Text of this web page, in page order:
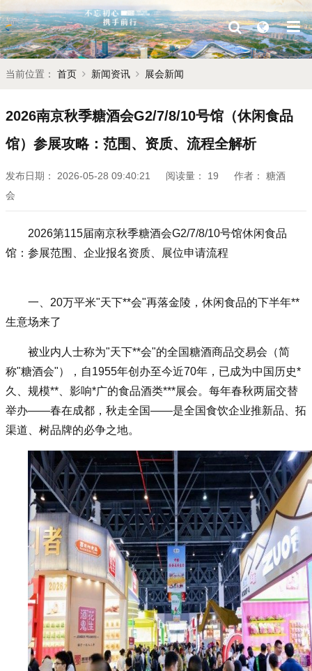
当前位置： 首页 新闻资讯 展会新闻
2026南京秋季糖酒会G2/7/8/10号馆（休闲食品
馆）参展攻略：范围、资质、流程全解析
发布日期： 2026-05-28 09:40:21 阅读量： 19 作者：
糖酒
会
2026第115届南京秋季糖酒会G2/7/8/10号馆休闲食品
馆：参展范围、企业报名资质、展位申请流程
一、20万平米"天下**会"再落金陵，休闲食品的下半年**
生意场来了
被业内人士称为"天下**会"的全国糖酒商品交易会 （简
称"糖酒会"），自1955年创办至今近70年，已成为中国历史*
久、规模**、影响*广的食品酒类***展会。每年春秋两届交替
举办——春在成都，秋走全国——是全国食饮企业推新品、拓
渠道、树品牌的必争之地。